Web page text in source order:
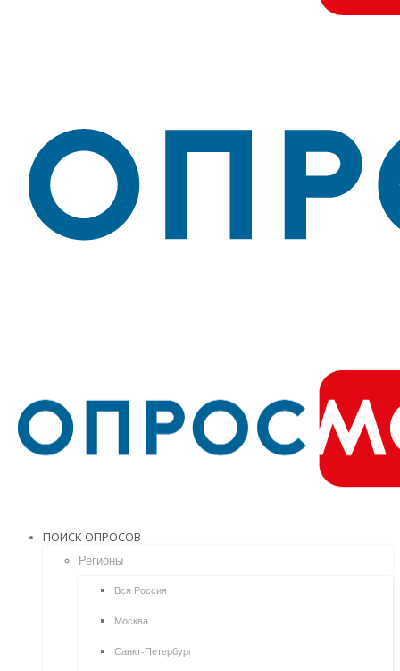
ПОИСК ОПРОСОВ
Регионы
Вся Россия
Москва
Санкт-Петербург